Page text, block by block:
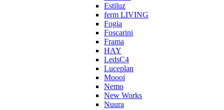
Estiluz
ferm LIVING
Fogia
Foscarini
Frama
HAY
LedsC4
Luceplan
Moooi
Nemo
New Works
Nuura